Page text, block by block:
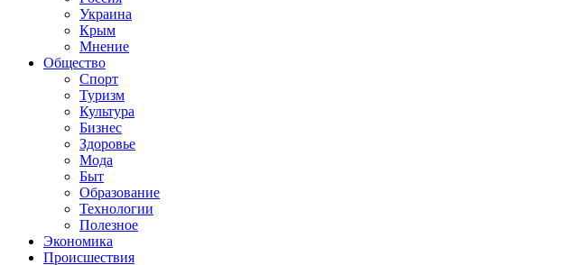
Украина
Крым
Мнение
Общество
Спорт
Туризм
Культура
Бизнес
Здоровье
Мода
Быт
Образование
Технологии
Полезное
Экономика
Происшествия